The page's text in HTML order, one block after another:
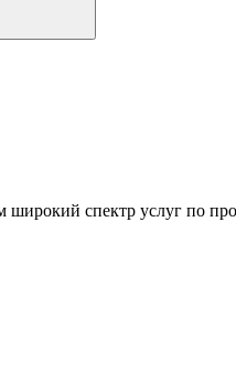
спектр услуг по